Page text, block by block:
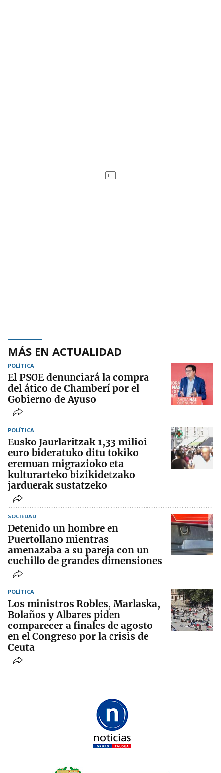
MÁS EN ACTUALIDAD
POLÍTICA
El PSOE denunciará la compra
del ático de Chamberí por el
Gobierno de Ayuso
POLÍTICA
Eusko Jaurlaritzak 1,33 milioi
euro bideratuko ditu tokiko
eremuan migrazioko eta
kulturarteko bizikidetzako
jarduerak sustatzeko
SOCIEDAD
Detenido un hombre en
Puertollano mientras
amenazaba a su pareja con un
cuchillo de grandes dimensiones
POLÍTICA
Los ministros Robles, Marlaska,
Bolaños y Albares piden
comparecer a finales de agosto
en el Congreso por la crisis de
Ceuta